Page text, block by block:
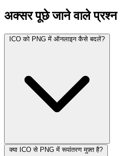
अक्सर पूछे जाने वाले प्रश्न
ICO को PNG में ऑनलाइन कैसे बदलें?
क्या ICO से PNG में रूपांतरण मुफ़्त है?